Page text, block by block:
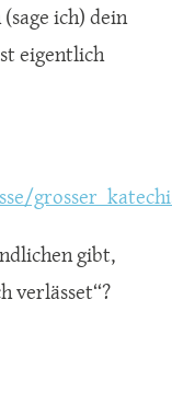
ich) dein
eigentlich
gibt,
verlässet“?